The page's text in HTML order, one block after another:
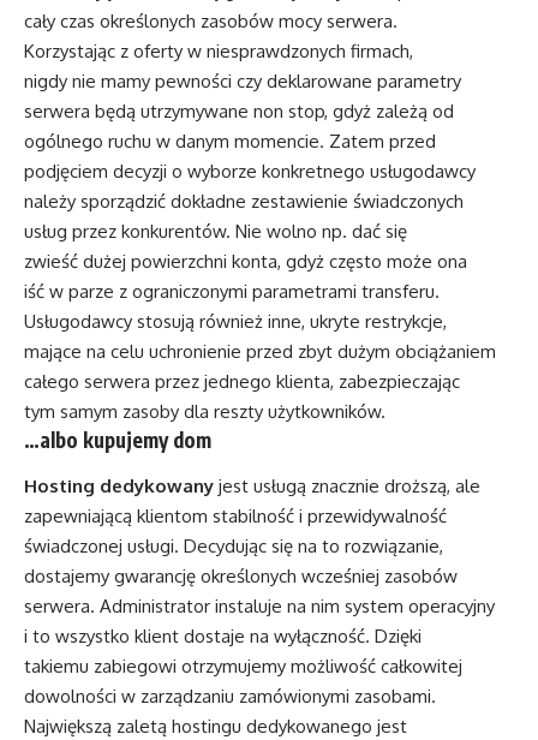
cały czas określonych zasobów mocy serwera.
Korzystając z oferty w niesprawdzonych firmach,
nigdy nie mamy pewności czy deklarowane parametry
serwera będą utrzymywane non stop, gdyż zależą od
ogólnego ruchu w danym momencie. Zatem przed
podjęciem decyzji o wyborze konkretnego usługodawcy
należy sporządzić dokładne zestawienie świadczonych
usług przez konkurentów. Nie wolno np. dać się
zwieść dużej powierzchni konta, gdyż często może ona
iść w parze z ograniczonymi parametrami transferu.
Usługodawcy stosują również inne, ukryte restrykcje,
mające na celu uchronienie przed zbyt dużym obciążaniem
całego serwera przez jednego klienta, zabezpieczając
tym samym zasoby dla reszty użytkowników.
…albo kupujemy dom
Hosting dedykowany jest usługą znacznie droższą, ale
zapewniającą klientom stabilność i przewidywalność
świadczonej usługi. Decydując się na to rozwiązanie,
dostajemy gwarancję określonych wcześniej zasobów
serwera. Administrator instaluje na nim system operacyjny
i to wszystko klient dostaje na wyłączność. Dzięki
takiemu zabiegowi otrzymujemy możliwość całkowitej
dowolności w zarządzaniu zamówionymi zasobami.
Największą zaletą hostingu dedykowanego jest